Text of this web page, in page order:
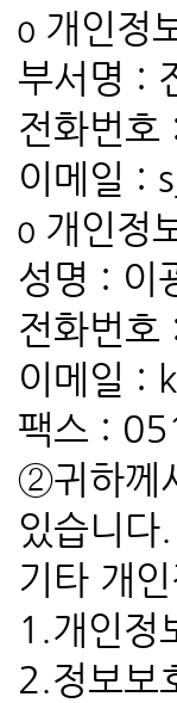
ο 개인정
부서명 :
전화번
이메일 :
ο 개인정
성명 : 이
전화번
이메일 :
팩스 :
②귀하께
있습니다
기타 개
1.개인
2.정보